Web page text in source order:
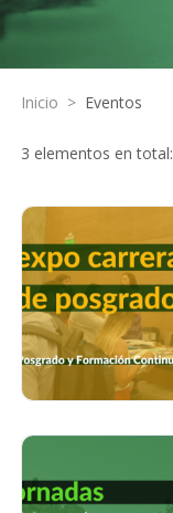
Inicio > Eventos
3 elementos en total: